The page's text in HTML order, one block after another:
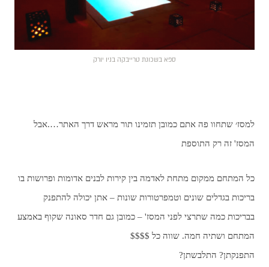
ספא בשכונת טרייבקה בניו יורק
למסז׳ שתחוו פה אתם כמובן תזמינו תור מראש דרך האתר….אבל
המסז' זה רק התוספת
כל המתחם ממקום מתחת לאדמה בין קירות לבנים אדומות ופרושות בו
בריכות בגדלים שונים וטמפרטורות שונות – אתן יכולה להתפנק
בבריכות כמה שתרצי לפני המסז' – כמובן גם חדר סאונה שקוף באמצע
המתחם ושתיה חמה. שווה כל $$$$
התפנקתן? התלבשתן?